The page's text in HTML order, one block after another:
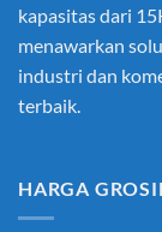
kapasitas dari
menawarkan
industri dan
terbaik.
HARGA